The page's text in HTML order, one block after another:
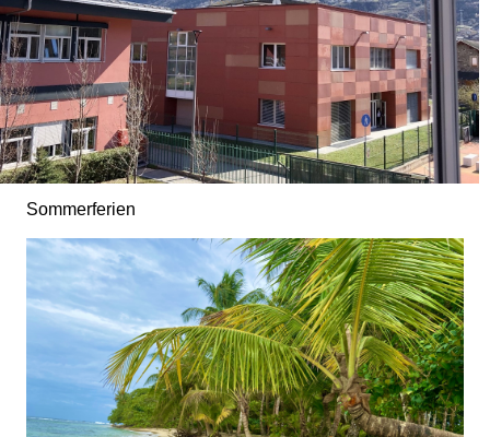
Sommerferien